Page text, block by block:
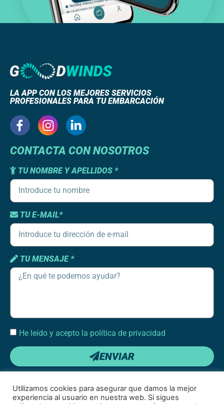
LA APP CON LOS MEJORES SERVICIOS
PROFESIONALES PARA TU EMBARCACIÓN
CONTACTA CON NOSOTROS
TU NOMBRE Y APELLIDOS *
TU E-MAIL*
TU MENSAJE *
He leído y acepto la política de privacidad
ENVIAR
Utilizamos cookies para asegurar que damos la mejor
experiencia al usuario en nuestra web. Si sigues